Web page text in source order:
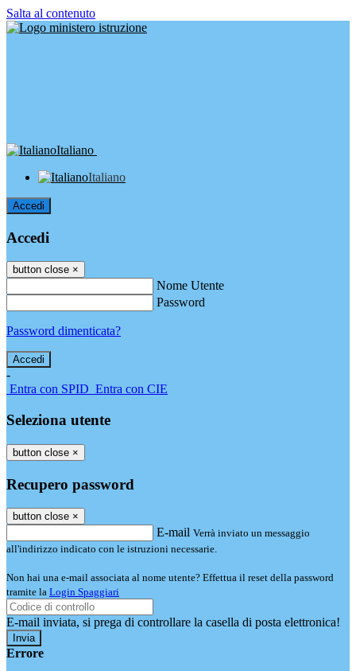
Salta al contenuto
Italiano
Italiano
Accedi
Accedi
button close ×
Nome Utente
Password
Password dimenticata?
-
Entra con SPID Entra con CIE
Seleziona utente
button close ×
Recupero password
button close ×
E-mail Verrà inviato un messaggio
all'indirizzo indicato con le istruzioni necessarie.
Non hai una e-mail associata al nome utente? Effettua il reset della password
tramite la Login Spaggiari
E-mail inviata, si prega di controllare la casella di posta elettronica!
Errore